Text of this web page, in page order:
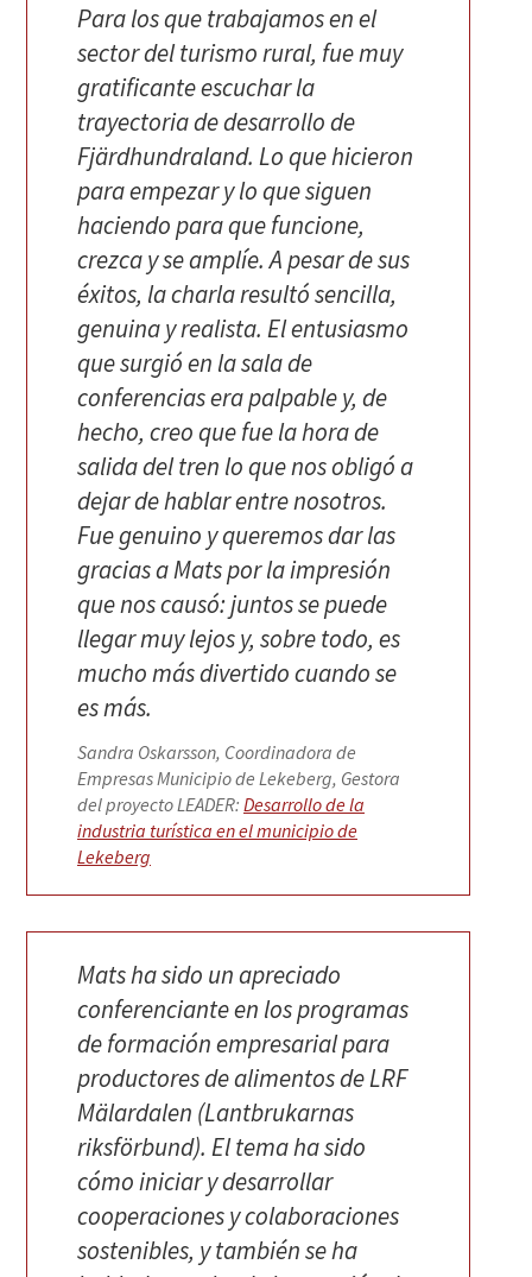
Para los que trabajamos en el
sector del turismo rural, fue muy
gratificante escuchar la
trayectoria de desarrollo de
Fjärdhundraland. Lo que hicieron
para empezar y lo que siguen
haciendo para que funcione,
crezca y se amplíe. A pesar de sus
éxitos, la charla resultó sencilla,
genuina y realista. El entusiasmo
que surgió en la sala de
conferencias era palpable y, de
hecho, creo que fue la hora de
salida del tren lo que nos obligó a
dejar de hablar entre nosotros.
Fue genuino y queremos dar las
gracias a Mats por la impresión
que nos causó: juntos se puede
llegar muy lejos y, sobre todo, es
mucho más divertido cuando se
es más.
Sandra Oskarsson, Coordinadora de
Empresas Municipio de Lekeberg, Gestora
del proyecto LEADER: Desarrollo de la
industria turística en el municipio de
Lekeberg
Mats ha sido un apreciado
conferenciante en los programas
de formación empresarial para
productores de alimentos de LRF
Mälardalen (Lantbrukarnas
riksförbund). El tema ha sido
cómo iniciar y desarrollar
cooperaciones y colaboraciones
sostenibles, y también se ha